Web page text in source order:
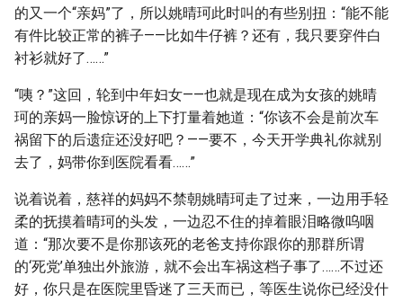
的又一个“亲妈”了，所以姚晴珂此时叫的有些别扭：“能不能
有件比较正常的裤子——比如牛仔裤？还有，我只要穿件白
衬衫就好了……”
“咦？”这回，轮到中年妇女——也就是现在成为女孩的姚晴
珂的亲妈一脸惊讶的上下打量着她道：“你该不会是前次车
祸留下的后遗症还没好吧？——要不，今天开学典礼你就别
去了，妈带你到医院看看……”
说着说着，慈祥的妈妈不禁朝姚晴珂走了过来，一边用手轻
柔的抚摸着晴珂的头发，一边忍不住的掉着眼泪略微呜咽
道：“那次要不是你那该死的老爸支持你跟你的那群所谓
的‘死党’单独出外旅游，就不会出车祸这档子事了……不过还
好，你只是在医院里昏迷了三天而已，等医生说你已经没什